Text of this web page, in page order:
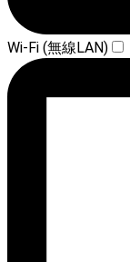
Wi-Fi (無線LAN)